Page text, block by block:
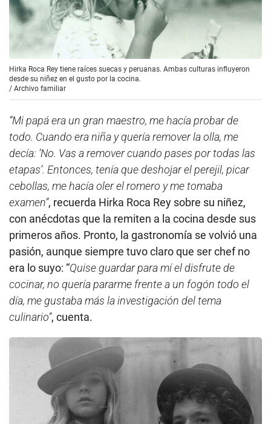
Hirka Roca Rey tiene raíces suecas y peruanas. Ambas culturas influyeron
desde su niñez en el gusto por la cocina.
/ Archivo familiar
“Mi papá era un gran maestro, me hacía probar de
todo. Cuando era niña y quería remover la olla, me
decía: ‘No. Vas a remover cuando pases por todas las
etapas’. Entonces, tenía que deshojar el perejil, picar
cebollas, me hacía oler el romero y me tomaba
examen”, recuerda Hirka Roca Rey sobre su niñez,
con anécdotas que la remiten a la cocina desde sus
primeros años. Pronto, la gastronomía se volvió una
pasión, aunque siempre tuvo claro que ser chef no
era lo suyo: “Quise guardar para mí el disfrute de
cocinar, no quería pararme frente a un fogón todo el
día, me gustaba más la investigación del tema
culinario”, cuenta.